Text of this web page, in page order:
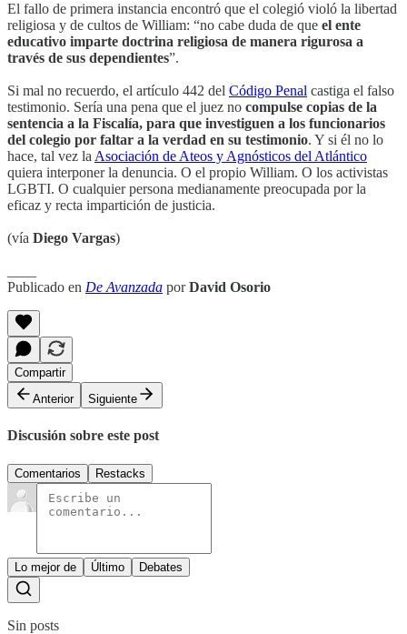
El fallo de primera instancia encontró que el colegió violó la libertad
religiosa y de cultos de William: “no cabe duda de que el ente
educativo imparte doctrina religiosa de manera rigurosa a
través de sus dependientes”.
Si mal no recuerdo, el artículo 442 del Código Penal castiga el falso
testimonio. Sería una pena que el juez no compulse copias de la
sentencia a la Fiscalía, para que investiguen a los funcionarios
del colegio por faltar a la verdad en su testimonio. Y si él no lo
hace, tal vez la Asociación de Ateos y Agnósticos del Atlántico
quiera interponer la denuncia. O el propio William. O los activistas
LGBTI. O cualquier persona medianamente preocupada por la
eficaz y recta impartición de justicia.
(vía Diego Vargas)
Publicado en De Avanzada porDavid Osorio
Compartir
Anterior
Siguiente
Discusión sobre este post
Comentarios Restacks
Lo mejor de Último Debates
Sin posts